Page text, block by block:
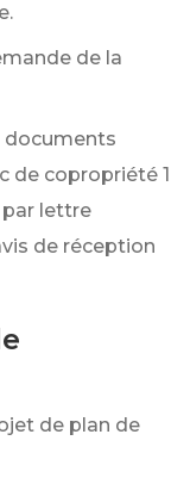
de la
documents
de copropriété 1
par lettre
de réception
de plan de